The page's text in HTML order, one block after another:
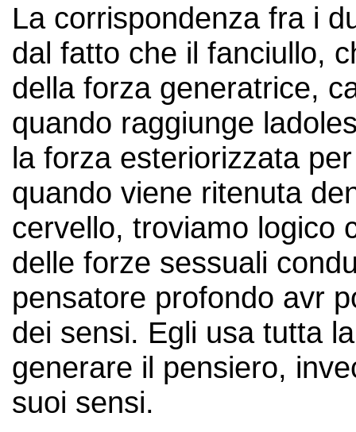
La corrispondenza fra i
dal fatto che il fanciullo,
della forza generatrice,
quando raggiunge
la forza esteriorizzata
quando viene ritenuta
cervello, troviamo logico
delle forze sessuali
pensatore profondo avr
dei sensi. Egli usa tutta
generare il pensiero,
suoi sensi.